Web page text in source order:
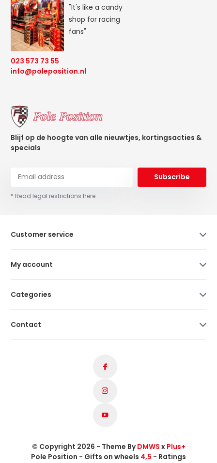
"It's like a candy
shop for racing
fans"
023 573 73 55
info@poleposition.nl
Blijf op de hoogte van alle nieuwtjes, kortingsacties &
specials
Subscribe
* Read legal restrictions here
Customer service
My account
Categories
Contact
© Copyright 2026 - Theme ByDMWS x Plus+
Pole Position - Gifts on wheels 4,5 - Ratings